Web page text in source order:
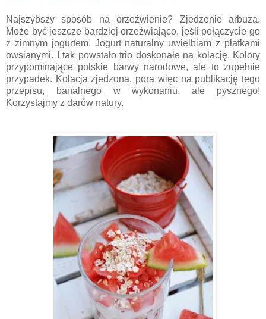
Najszybszy sposób na orzeźwienie? Zjedzenie arbuza.
Może być jeszcze bardziej orzeźwiająco, jeśli połączycie go
z zimnym jogurtem. Jogurt naturalny uwielbiam z płatkami
owsianymi. I tak powstało trio doskonałe na kolację. Kolory
przypominające polskie barwy narodowe, ale to zupełnie
przypadek. Kolacja zjedzona, pora więc na publikację tego
przepisu, banalnego w wykonaniu, ale pysznego!
Korzystajmy z darów natury.